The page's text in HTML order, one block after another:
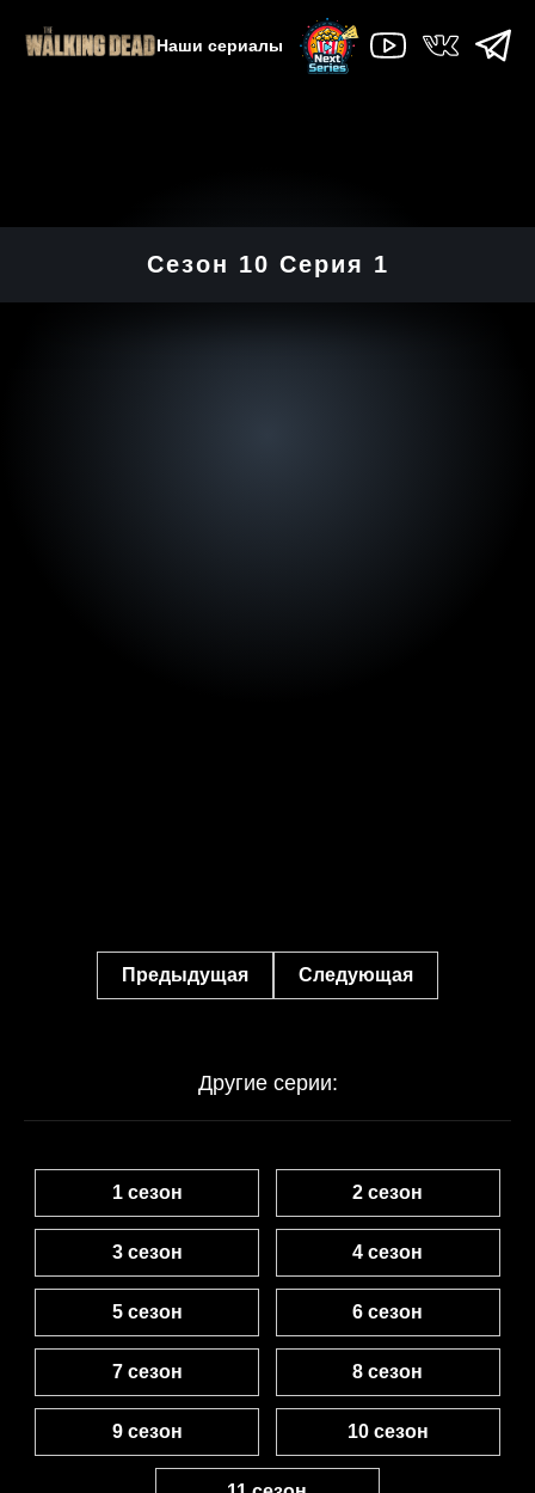
Наши сериалы
Сезон 10 Серия 1
Предыдущая Следующая
Другие серии:
1 сезон 2 сезон
3 сезон 4 сезон
5 сезон 6 сезон
7 сезон 8 сезон
9 сезон 10 сезон